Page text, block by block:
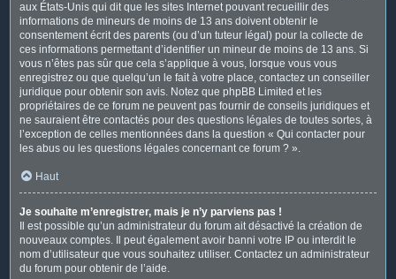
aux États-Unis qui dit que les sites Internet pouvant recueillir des
informations de mineurs de moins de 13 ans doivent obtenir le
consentement écrit des parents (ou d’un tuteur légal) pour la collecte de
ces informations permettant d’identifier un mineur de moins de 13 ans. Si
vous n’êtes pas sûr que cela s’applique à vous, lorsque vous vous
enregistrez ou que quelqu’un le fait à votre place, contactez un conseiller
juridique pour obtenir son avis. Notez que phpBB Limited et les
propriétaires de ce forum ne peuvent pas fournir de conseils juridiques et
ne sauraient être contactés pour des questions légales de toutes sortes, à
l’exception de celles mentionnées dans la question « Qui contacter pour
les abus ou les questions légales concernant ce forum ? ».
Haut
Je souhaite m’enregistrer, mais je n’y parviens pas !
Il est possible qu’un administrateur du forum ait désactivé la création de
nouveaux comptes. Il peut également avoir banni votre IP ou interdit le
nom d’utilisateur que vous souhaitez utiliser. Contactez un administrateur
du forum pour obtenir de l’aide.